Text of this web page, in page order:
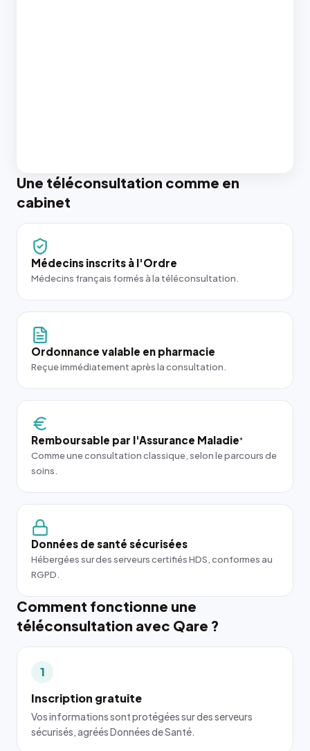
Une téléconsultation comme en
cabinet
Médecins inscrits à l'Ordre
Médecins français formés à la téléconsultation.
Ordonnance valable en pharmacie
Reçue immédiatement après la consultation.
Remboursable par l'Assurance Maladie*
Comme une consultation classique, selon le parcours de
soins.
Données de santé sécurisées
Hébergées sur des serveurs certifiés HDS, conformes au
RGPD.
Comment fonctionne une
téléconsultation avec Qare ?
1
Inscription gratuite
Vos informations sont protégées sur des serveurs
sécurisés, agréés Données de Santé.